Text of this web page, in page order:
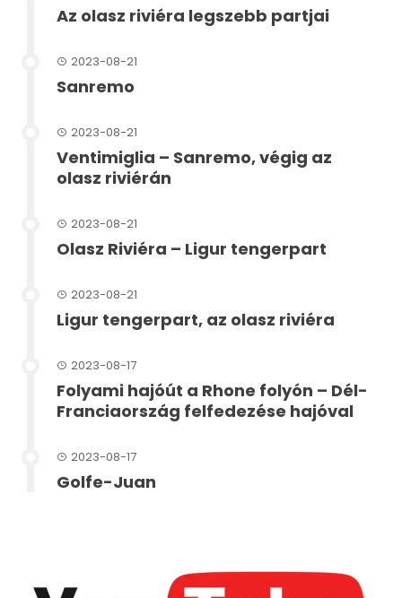
Az olasz riviéra legszebb partjai
2023-08-21
Sanremo
2023-08-21
Ventimiglia – Sanremo, végig az
olasz riviérán
2023-08-21
Olasz Riviéra – Ligur tengerpart
2023-08-21
Ligur tengerpart, az olasz riviéra
2023-08-17
Folyami hajóút a Rhone folyón – Dél-
Franciaország felfedezése hajóval
2023-08-17
Golfe-Juan